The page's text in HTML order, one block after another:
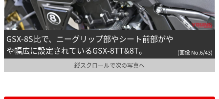
GSX-8S比で、ニーグリップ部やシート前部がや
や幅広に設定されているGSX-8TT&8T。
(画像 No.6/43)
縦スクロールで次の写真へ